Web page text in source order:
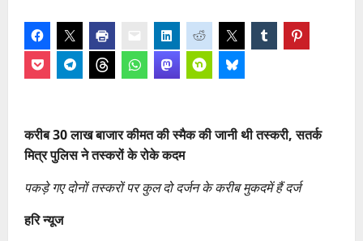
करीब 30 लाख बाजार कीमत की स्मैक की जानी थी तस्करी, सतर्क
मित्र पुलिस ने तस्करों के रोके कदम
पकड़े गए दोनों तस्करों पर कुल दो दर्जन के करीब मुकदमें हैं दर्ज
हरि न्यूज